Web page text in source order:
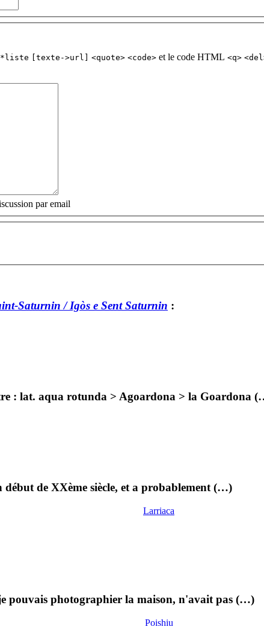
[texte->url] <quote> <code> et le code HTML <q>
par email
Saturnin / Igòs e Sent Saturnin :
: lat. aqua rotunda > Agoardona > la Goardona
de XXème siècle, et a probablement (…)
Larriaca
pouvais photographier la maison, n'avait pas (…)
Poishiu